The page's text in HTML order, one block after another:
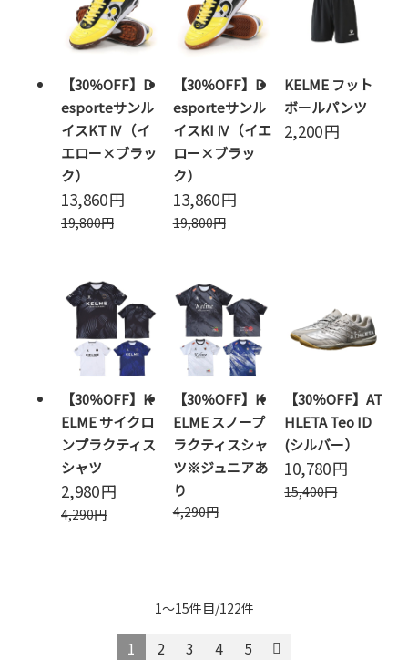
【30％OFF】D
esporteサンル
イスKT Ⅳ（イ
エロー×ブラッ
ク）
13,860円
19,800円
【30％OFF】D
esporteサンル
イスKI Ⅳ（イエ
ロー×ブラッ
ク）
13,860円
19,800円
KELME フット
ボールパンツ
2,200円
【30％OFF】K
ELME サイクロ
ンプラクティス
シャツ
2,980円
4,290円
【30％OFF】K
ELME スノープ
ラクティスシャ
ツ※ジュニアあ
り
4,290円
【30％OFF】AT
HLETA Teo ID
(シルバー）
10,780円
15,400円
1～15件目/122件
1 2 3 4 5